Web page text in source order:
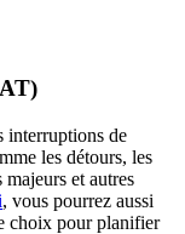
interruptions de
les détours, les
majeurs et autres
, vous pourrez aussi
choix pour planifier